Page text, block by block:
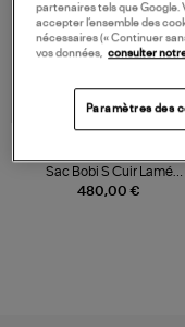
480,00 €
Sac Bobi S Cuir Lamé
Champagne
partenaires tels que Google.
accepter l’ensemble des
nécessaires (« Continuer
vos données, consulter
Paramètres des